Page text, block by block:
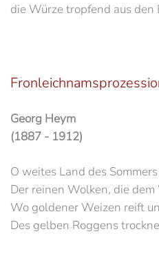
die Würze tropfend aus den
Georg Heym
(1887 - 1912)
O weites Land des
Der reinen Wolken, die
Wo goldener Weizen reift
Des gelben Roggens